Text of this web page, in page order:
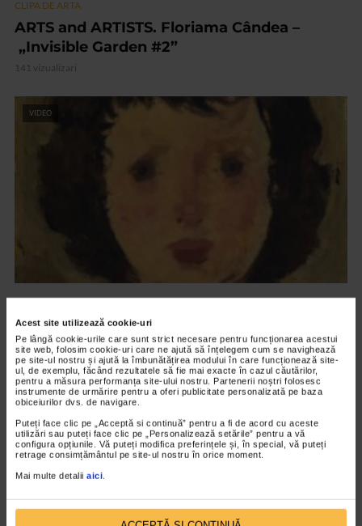
Acest site utilizează cookie-uri
Pe lângă cookie-urile care sunt strict necesare pentru funcționarea acestui
site web, folosim cookie-uri care ne ajută să înțelegem cum se navighează
pe site-ul nostru și ajută la îmbunătățirea modului în care funcționează site-
ul, de exemplu, făcând rezultatele să fie mai exacte în cazul căutărilor,
pentru a măsura performanța site-ului nostru. Partenerii noștri folosesc
instrumente de urmărire pentru a oferi publicitate personalizată pe baza
obiceiurilor dvs. de navigare.
Puteți face clic pe „Acceptă si continuă” pentru a fi de acord cu aceste
utilizări sau puteți face clic pe „Personalizează setările” pentru a vă
configura opțiunile. Vă puteți modifica preferințele și, în special, vă puteți
retrage consimțământul pe site-ul nostru în orice moment.
Mai multe detalii aici.
CLIPA DE ARTA
ARTS and ARTISTS. Floriama Cândea –
„Invisible Garden #2”
141 vizualizari
VIDEO
CLIPA DE ARTA
Nicolae Tonitza – Pictor al copiilor
158 vizualizari
RECOMANDĂRI